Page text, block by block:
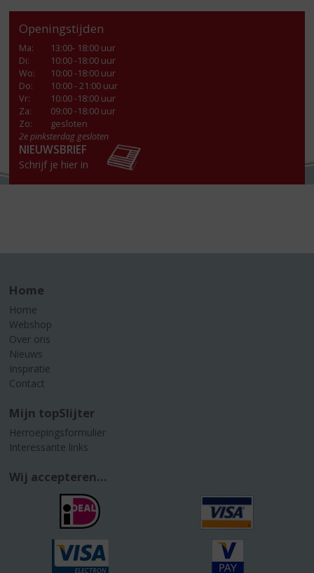
Openingstijden
Ma:
13:00- 18:00 uur
Di:
10:00 -18:00 uur
Wo:
10:00 -18:00 uur
Do:
10:00 - 21:00 uur
Vr:
10:00 -18:00 uur
Za:
09:00 -18:00 uur
Zo:
gesloten
2e pinksterdag gesloten
NIEUWSBRIEF
Schrijf je hier in
Home
Home
Webshop
Over ons
Nieuws
Inspiratie
Contact
Mijn topSlijter
Herroepingsformulier
Interessante links
Wij accepteren...